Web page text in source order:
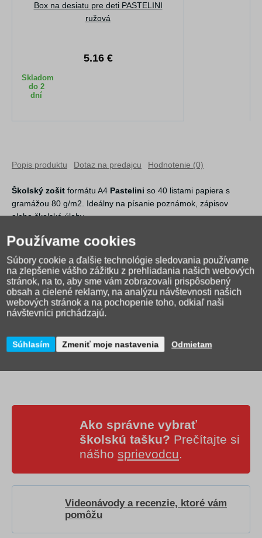
Box na desiatu pre deti PASTELINI
ružová
5.16 €
Skladom
do 2
dní
Popis produktu Dotaz na predajcu Hodnotenie (0)
Školský zošit formátu A4 Pastelini so 40 listami papiera s
gramážou 80 g/m2. Ideálny na písanie poznámok, zápisov
alebo školské úlohy.
Rozmer: 210*297*45 mm
Hmotnosť: 210 g
Ako správne vybrať
školskú tašku? Prečítajte si
nášho sprievodcu.
Videonávody a recenzie, ktoré vám
pomôžu
Používame cookies
Súbory cookie a ďalšie technológie sledovania používame
na zlepšenie vášho zážitku z prehliadania našich webových
stránok, na to, aby sme vám zobrazovali prispôsobený
obsah a cielené reklamy, na analýzu návštevnosti našich
webových stránok a na pochopenie toho, odkiaľ naši
návštevníci prichádzajú.
Súhlasím Zmeniť moje nastavenia Odmietam